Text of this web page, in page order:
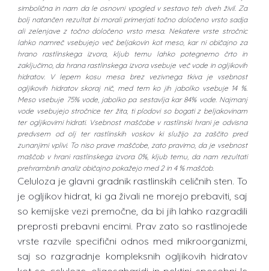
simbolična in nam da le osnovni vpogled v sestavo teh dveh živil. Za
bolj natančen rezultat bi morali primerjati točno določeno vrsto sadja
ali zelenjave z točno določeno vrsto mesa. Nekatere vrste stročnic
lahko namreč vsebujejo več beljakovin kot meso, kar ni običajno za
hrano rastlinskega izvora, kljub temu lahko potegnemo črto in
zaključimo, da hrana rastlinskega izvora vsebuje več vode in ogljikovih
hidratov. V lepem kosu mesa brez vezivnega tkiva je vsebnost
ogljikovih hidratov skoraj nič, med tem ko jih jabolko vsebuje 14 %.
Meso vsebuje 75% vode, jabolko pa sestavlja kar 84% vode. Najmanj
vode vsebujejo stročnice ter žita, ti plodovi so bogati z beljakovinam
ter ogljikovimi hidrati. Vsebnost maščobe v rastlinski hrani je odvisna
predvsem od olj ter rastlinskih voskov ki služijo za zaščito pred
zunanjimi vplivi. To niso prave maščobe, zato pravimo, da je vsebnost
maščob v hrani rastlinskega izvora 0%, kljub temu, da nam rezultati
prehrambnih analiz običajno pokažejo med 2 in 4 % maščob.
Celuloza je glavni gradnik rastlinskih celičnih sten. To
je ogljikov hidrat, ki ga živali ne morejo prebaviti, saj
so kemijske vezi premočne, da bi jih lahko razgradili
preprosti prebavni encimi. Prav zato so rastlinojede
vrste razvile specifični odnos med mikroorganizmi,
saj so razgradnje kompleksnih ogljikovih hidratov